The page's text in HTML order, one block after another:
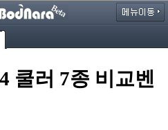
쿨러 7종 비교벤